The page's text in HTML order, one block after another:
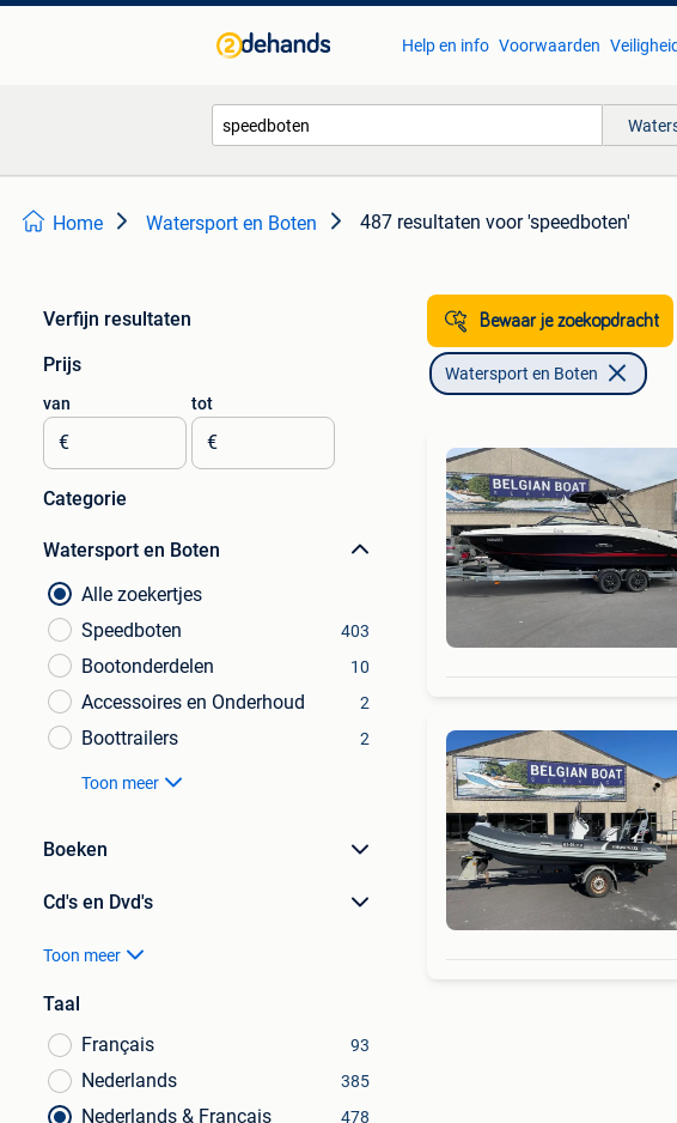
Help en info Voorwaarden
Home Watersport en Boten 487 resultaten voor 'speedboten'
Verfijn resultaten
Prijs
van
€
tot
€
Categorie
Watersport en Boten
Alle zoekertjes
Speedboten
403
Bootonderdelen 10
Accessoires en Onderhoud 2
Boottrailers 2
Toon meer
Boeken
Cd's en Dvd's
Toon meer
Taal
Français
93
Nederlands 385
Nederlands & Français 478
Bewaar je zoekopdracht
Watersport en Boten